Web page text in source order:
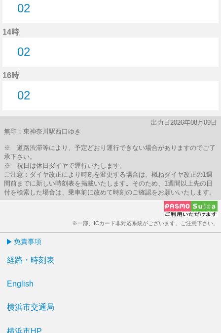
02
14時
02
16時
02
出力日2026年08月09日
無印：東神奈川駅西口ゆき
※ 道路渋滞等により、予定どおり運行できない場合がありますのでご了
承下さい。
※ 祝日は休日ダイヤで運行いたします。
ご注意：ダイヤ改正により時刻を変更する場合は、概ねダイヤ改正の1週
間前までに新しい時刻表を掲載いたします。そのため、1週間以上先の日
付を検索した場合は、乗車前に改めて時刻のご確認をお願いいたします。
※一部、ICカード非対応系統がございます。ご注意下さい。
免責事項
経路・時刻表
English
横浜市交通局
横浜市HP